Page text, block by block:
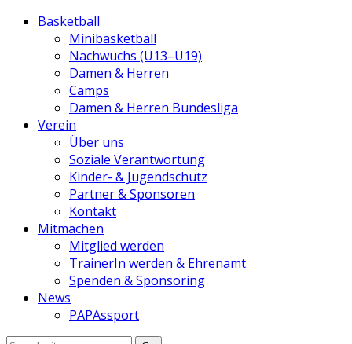
Basketball
Minibasketball
Nachwuchs (U13–U19)
Damen & Herren
Camps
Damen & Herren Bundesliga
Verein
Über uns
Soziale Verantwortung
Kinder- & Jugendschutz
Partner & Sponsoren
Kontakt
Mitmachen
Mitglied werden
TrainerIn werden & Ehrenamt
Spenden & Sponsoring
News
PAPAssport